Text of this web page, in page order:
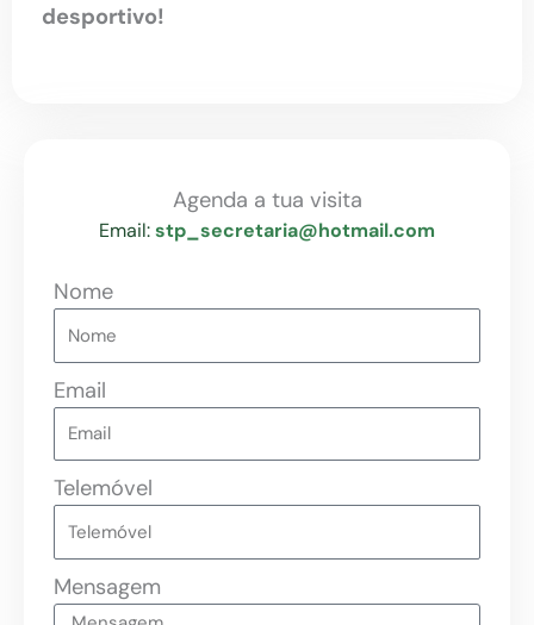
desportivo!
Agenda a tua visita
Email:stp_secretaria@hotmail.com
Nome
Email
Telemóvel
Mensagem